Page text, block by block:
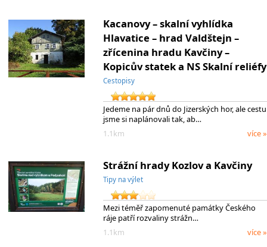
Kacanovy – skalní vyhlídka
Hlavatice – hrad Valdštejn –
zřícenina hradu Kavčiny –
Kopicův statek a NS Skalní reliéfy
Cestopisy
Jedeme na pár dnů do Jizerských hor, ale cestu
jsme si naplánovali tak, ab…
1.1km
více »
Strážní hrady Kozlov a Kavčiny
Tipy na výlet
Mezi téměř zapomenuté památky Českého
ráje patří rozvaliny strážn…
1.1km
více »